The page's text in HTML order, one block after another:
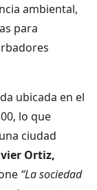
ambiental,
para
ubicada en el
lo que
ciudad
Ortiz,
“La sociedad